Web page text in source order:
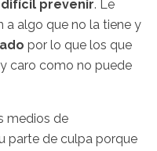
prevenir. Le
a algo que no la tiene y
por lo que los que
caro como no puede
medios de
parte de culpa porque